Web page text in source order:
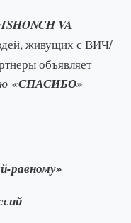
VA
живущих с ВИЧ/
объявляет
«СПАСИБО»
равному»